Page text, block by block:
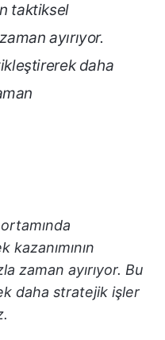
taktiksel
ayırıyor.
daha
zaman ayırıyor. Bu
daha stratejik işler